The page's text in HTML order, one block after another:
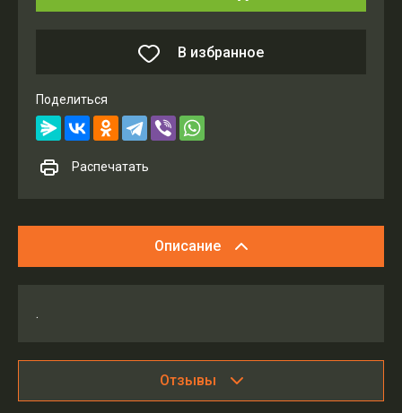
В избранное
Поделиться
Распечатать
Описание
.
Отзывы